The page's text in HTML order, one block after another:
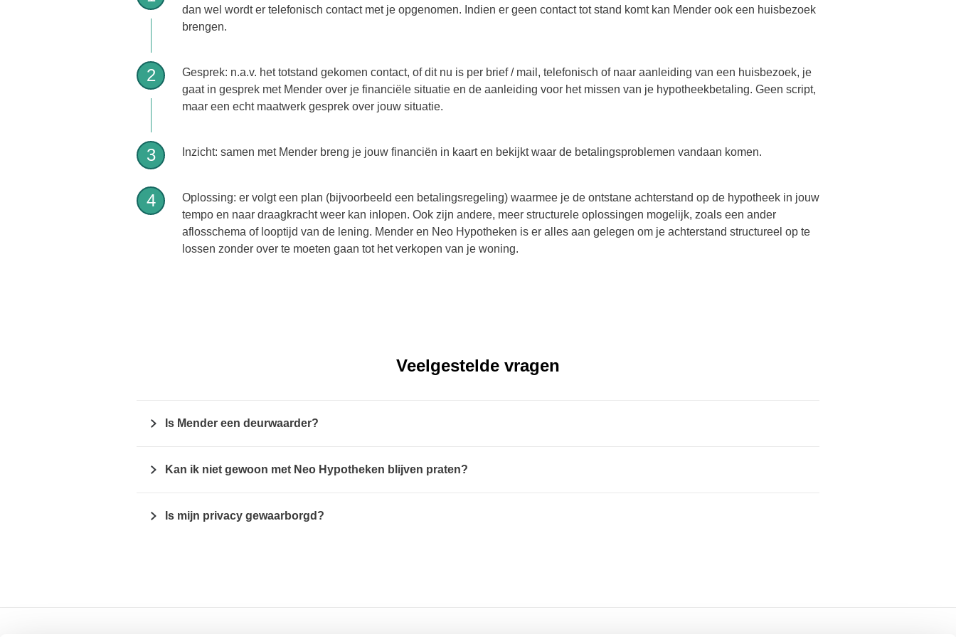
dan wel wordt er telefonisch contact met je opgenomen. Indien er geen contact tot stand komt kan Mender ook een huisbezoek
brengen.
Gesprek: n.a.v. het totstand gekomen contact, of dit nu is per brief / mail, telefonisch of naar aanleiding van een huisbezoek, je
gaat in gesprek met Mender over je financiële situatie en de aanleiding voor het missen van je hypotheekbetaling. Geen script,
maar een echt maatwerk gesprek over jouw situatie.
Inzicht: samen met Mender breng je jouw financiën in kaart en bekijkt waar de betalingsproblemen vandaan komen.
Oplossing: er volgt een plan (bijvoorbeeld een betalingsregeling) waarmee je de ontstane achterstand op de hypotheek in jouw
tempo en naar draagkracht weer kan inlopen. Ook zijn andere, meer structurele oplossingen mogelijk, zoals een ander
aflosschema of looptijd van de lening. Mender en Neo Hypotheken is er alles aan gelegen om je achterstand structureel op te
lossen zonder over te moeten gaan tot het verkopen van je woning.
Veelgestelde vragen
Is Mender een deurwaarder?
Kan ik niet gewoon met Neo Hypotheken blijven praten?
Is mijn privacy gewaarborgd?